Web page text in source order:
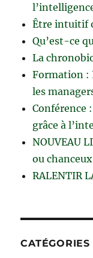
Être intuitif
Qu’est-ce
La
Formation :
les
Conférence
grâce à
NOUVEAU
ou
RALENTIR
CATÉGORIES